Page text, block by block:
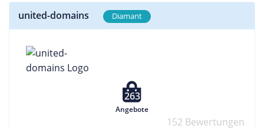
united-domains Diamant
263
Angebote
152 Bewertungen